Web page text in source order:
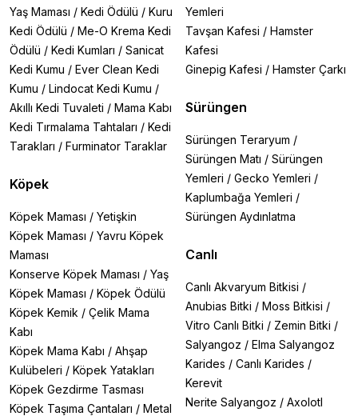
Yaş Maması / Kedi Ödülü / Kuru
Kedi Ödülü / Me-O Krema Kedi
Ödülü / Kedi Kumları / Sanicat
Kedi Kumu / Ever Clean Kedi
Kumu / Lindocat Kedi Kumu /
Akıllı Kedi Tuvaleti / Mama Kabı
Kedi Tırmalama Tahtaları / Kedi
Tarakları / Furminator Taraklar
Köpek
Köpek Maması / Yetişkin
Köpek Maması / Yavru Köpek
Maması
Konserve Köpek Maması / Yaş
Köpek Maması / Köpek Ödülü
Köpek Kemik / Çelik Mama
Kabı
Köpek Mama Kabı / Ahşap
Kulübeleri / Köpek Yatakları
Köpek Gezdirme Tasması
Köpek Taşıma Çantaları / Metal
Yemleri
Tavşan Kafesi / Hamster
Kafesi
Ginepig Kafesi / Hamster Çarkı
Sürüngen
Sürüngen Teraryum /
Sürüngen Matı / Sürüngen
Yemleri / Gecko Yemleri /
Kaplumbağa Yemleri /
Sürüngen Aydınlatma
Canlı
Canlı Akvaryum Bitkisi /
Anubias Bitki / Moss Bitkisi /
Vitro Canlı Bitki / Zemin Bitki /
Salyangoz / Elma Salyangoz
Karides / Canlı Karides /
Kerevit
Nerite Salyangoz / Axolotl